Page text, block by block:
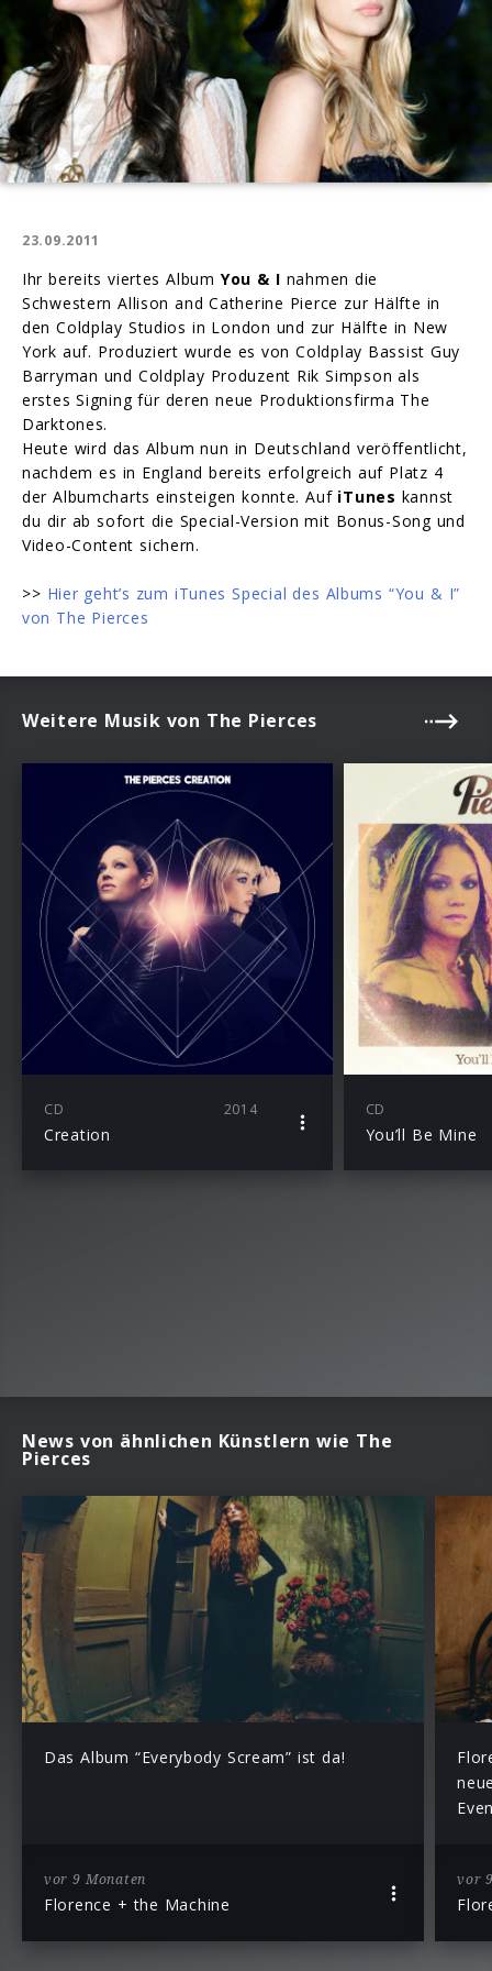
23.09.2011
Ihr bereits viertes Album You & I nahmen die
Schwestern Allison and Catherine Pierce zur Hälfte in
den Coldplay Studios in London und zur Hälfte in New
York auf. Produziert wurde es von Coldplay Bassist Guy
Barryman und Coldplay Produzent Rik Simpson als
erstes Signing für deren neue Produktionsfirma The
Darktones.
Heute wird das Album nun in Deutschland veröffentlicht,
nachdem es in England bereits erfolgreich auf Platz 4
der Albumcharts einsteigen konnte. Auf iTunes kannst
du dir ab sofort die Special-Version mit Bonus-Song und
Video-Content sichern.
>> Hier geht’s zum iTunes Special des Albums “You & I”
von The Pierces
Weitere Musik von The Pierces
CD 2014
Creation
CD
You’ll Be Mine
News von ähnlichen Künstlern wie The
Pierces
Das Album “Everybody Scream” ist da!
vor 9 Monaten
Florence + the Machine
vor